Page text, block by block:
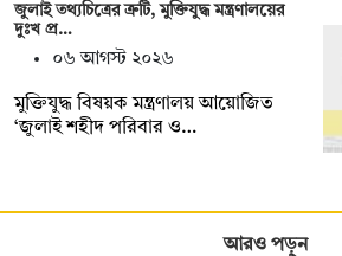
জুলাই তথ্যচিত্রের ত্রুটি, মুক্তিযুদ্ধ মন্ত্রণালয়ের
দুঃখ প্র…
০৬ আগস্ট ২০২৬
মুক্তিযুদ্ধ বিষয়ক মন্ত্রণালয় আয়োজিত
‘জুলাই শহীদ পরিবার ও…
আরও পড়ুন